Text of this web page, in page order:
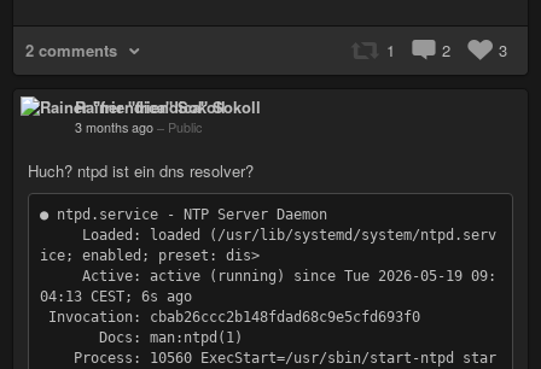
2 comments 1 2 3
Rainer "friendica" Sokoll
3 months ago – Public
Huch? ntpd ist ein dns resolver?
● ntpd.service - NTP Server Daemon
ice; enabled; preset: dis>
04:13 CEST; 6s ago